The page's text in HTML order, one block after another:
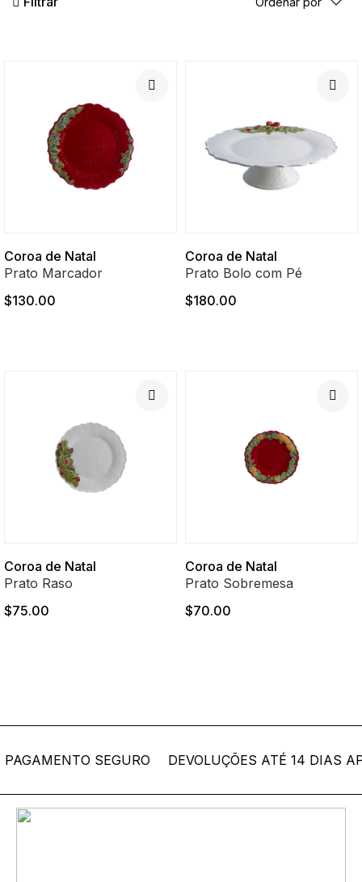
Coroa de Natal
Prato Marcador
$130.00
Coroa de Natal
Prato Bolo com Pé
$180.00
Coroa de Natal
Prato Raso
$75.00
Coroa de Natal
Prato Sobremesa
$70.00
SEGURO DEVOLUÇÕES ATÉ 14 DIAS